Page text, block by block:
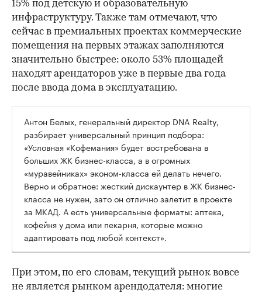
15% под детскую и образовательную
инфраструктуру. Также там отмечают, что
сейчас в премиальных проектах коммерческие
помещения на первых этажах заполняются
значительно быстрее: около 53% площадей
находят арендаторов уже в первые два года
после ввода дома в эксплуатацию.
Антон Белых, генеральный директор DNA Realty,
разбирает универсальный принцип подбора:
«Условная «Кофемания» будет востребована в
больших ЖК бизнес-класса, а в огромных
«муравейниках» эконом-класса ей делать нечего.
Верно и обратное: жесткий дискаунтер в ЖК бизнес-
класса не нужен, зато он отлично залетит в проекте
за МКАД. А есть универсальные форматы: аптека,
кофейня у дома или пекарня, которые можно
адаптировать под любой контекст».
При этом, по его словам, текущий рынок вовсе
не является рынком арендодателя: многие